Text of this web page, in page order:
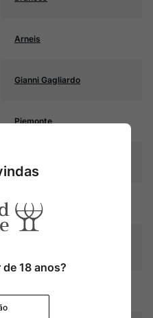
Arneis
Gianni Gagliardo
Piemonte
dourados
borras (sur lie)
18 anos?